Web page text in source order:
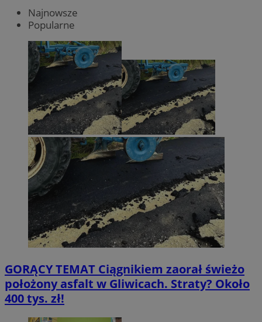
Najnowsze
Popularne
GORĄCY TEMAT Ciągnikiem zaorał świeżo
położony asfalt w Gliwicach. Straty? Około
400 tys. zł!